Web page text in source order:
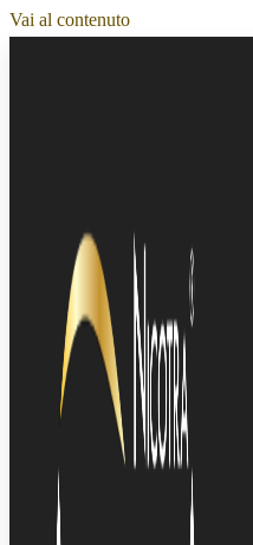
Vai al contenuto